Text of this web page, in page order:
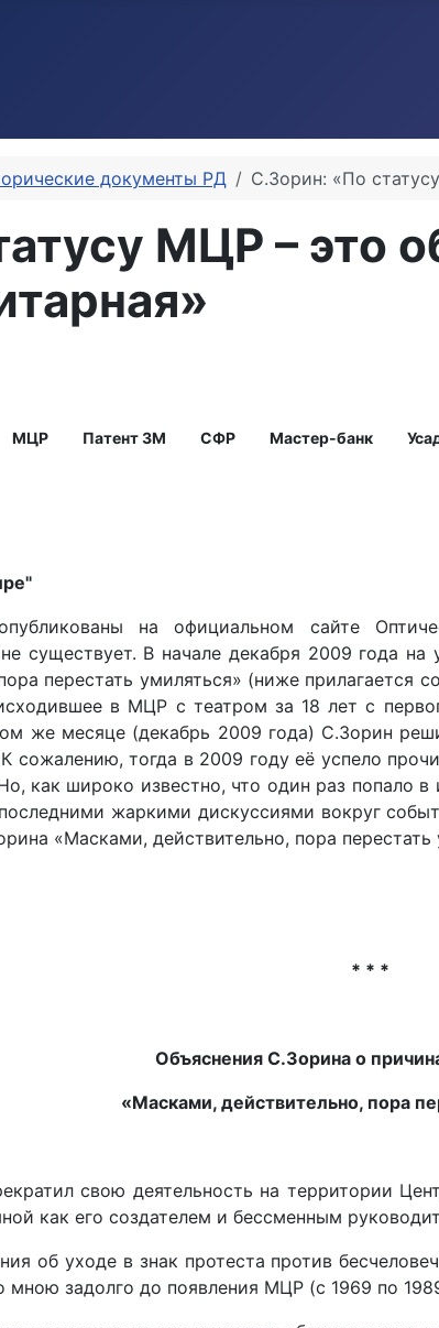
документы РД С.Зорин: «По
МЦР – это
МЦР Патент ЗМ СФР Мастер-банк
на официальном сайте
существует. В начале декабря 2009 года на
перестать умиляться» (ниже прилагается
в МЦР с театром за 18 лет с
же месяце (декабрь 2009 года) С.Зорин
тогда в 2009 году её успело
как широко известно, что один раз попало
жаркими дискуссиями вокруг
«Масками, действительно, пора перестать
* * *
Объяснения С.Зорина о
«Масками, действительно, пора
свою деятельность на территории
как его создателем и бессменным
об уходе в знак протеста против
мною задолго до появления МЦР (с 1969 по